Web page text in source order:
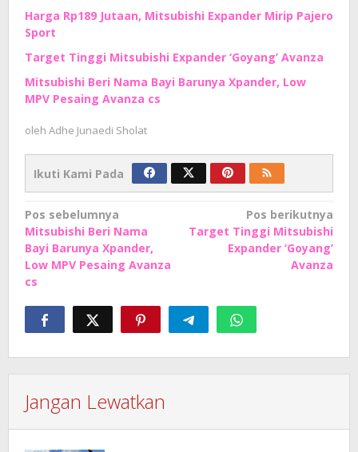
Harga Rp189 Jutaan, Mitsubishi Expander Mirip Pajero
Sport
Target Tinggi Mitsubishi Expander ‘Goyang’ Avanza
Mitsubishi Beri Nama Bayi Barunya Xpander, Low
MPV Pesaing Avanza cs
oleh Adhe Junaedi Sholat
Ikuti Kami Pada
Navigasi
pos
Pos sebelumnya
Mitsubishi Beri Nama
Bayi Barunya Xpander,
Low MPV Pesaing Avanza
cs
Pos berikutnya
Target Tinggi Mitsubishi
Expander ‘Goyang’
Avanza
Jangan Lewatkan